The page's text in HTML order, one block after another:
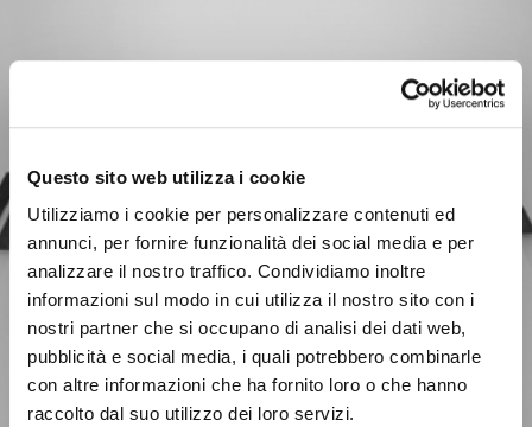
Questo sito web utilizza i cookie
Utilizziamo i cookie per personalizzare contenuti ed
annunci, per fornire funzionalità dei social media e per
analizzare il nostro traffico. Condividiamo inoltre
informazioni sul modo in cui utilizza il nostro sito con i
nostri partner che si occupano di analisi dei dati web,
pubblicità e social media, i quali potrebbero combinarle
con altre informazioni che ha fornito loro o che hanno
raccolto dal suo utilizzo dei loro servizi.